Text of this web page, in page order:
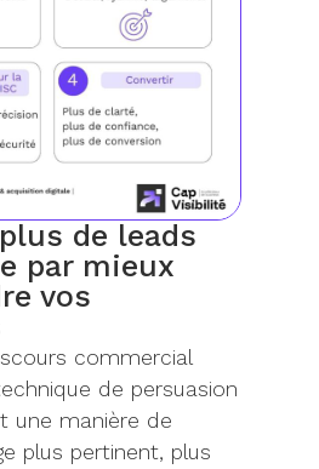
de leads
par mieux
vos
commercial
de persuasion
une manière de
plus pertinent, plus